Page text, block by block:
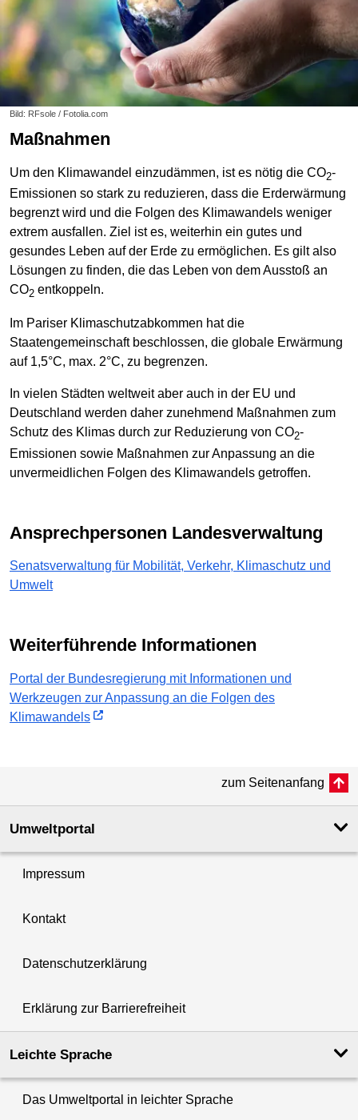
Bild: RFsole / Fotolia.com
Maßnahmen
Um den Klimawandel einzudämmen, ist es nötig die CO2-
Emissionen so stark zu reduzieren, dass die Erderwärmung
begrenzt wird und die Folgen des Klimawandels weniger
extrem ausfallen. Ziel ist es, weiterhin ein gutes und
gesundes Leben auf der Erde zu ermöglichen. Es gilt also
Lösungen zu finden, die das Leben von dem Ausstoß an
CO2 entkoppeln.
Im Pariser Klimaschutzabkommen hat die
Staatengemeinschaft beschlossen, die globale Erwärmung
auf 1,5°C, max. 2°C, zu begrenzen.
In vielen Städten weltweit aber auch in der EU und
Deutschland werden daher zunehmend Maßnahmen zum
Schutz des Klimas durch zur Reduzierung von CO2-
Emissionen sowie Maßnahmen zur Anpassung an die
unvermeidlichen Folgen des Klimawandels getroffen.
Ansprechpersonen Landesverwaltung
Senatsverwaltung für Mobilität, Verkehr, Klimaschutz und
Umwelt
Weiterführende Informationen
Portal der Bundesregierung mit Informationen und
Werkzeugen zur Anpassung an die Folgen des
Klimawandels
zum Seitenanfang
Umweltportal
Impressum
Kontakt
Datenschutzerklärung
Erklärung zur Barrierefreiheit
Leichte Sprache
Das Umweltportal in leichter Sprache